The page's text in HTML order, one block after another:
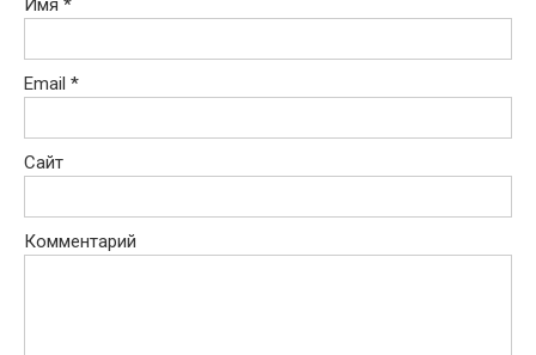
Имя *
Email *
Сайт
Комментарий